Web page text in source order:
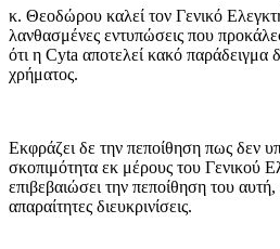
κ. Θεοδώρου καλεί τον Γενικό
λανθασμένες εντυπώσεις που
ότι η Cyta αποτελεί κακό παράδειγμα
χρήματος.
Εκφράζει δε την πεποίθηση πως δεν
σκοπιμότητα εκ μέρους του Γενικού
επιβεβαιώσει την πεποίθηση του αυτή,
απαραίτητες διευκρινίσεις.